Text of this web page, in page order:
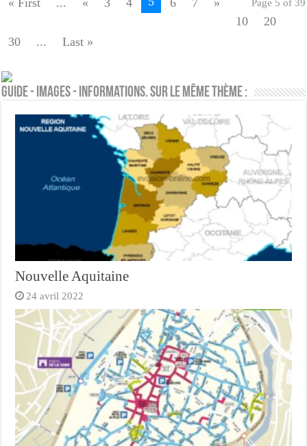
10
20
30
... Last »
Guide - Images - Informations. Sur le même thème :
Nouvelle Aquitaine
24 avril 2022